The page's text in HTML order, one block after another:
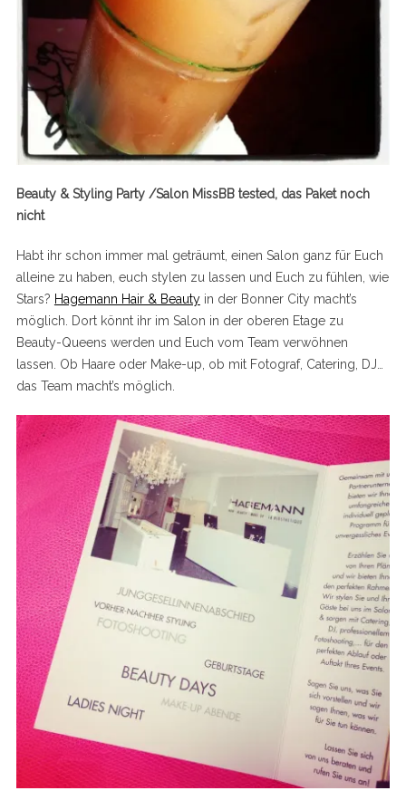
Beauty & Styling Party /Salon MissBB tested, das Paket noch
nicht
Habt ihr schon immer mal geträumt, einen Salon ganz für Euch
alleine zu haben, euch stylen zu lassen und Euch zu fühlen, wie
Stars? Hagemann Hair & Beautyin der Bonner City macht’s
möglich. Dort könnt ihr im Salon in der oberen Etage zu
Beauty-Queens werden und Euch vom Team verwöhnen
lassen. Ob Haare oder Make-up, ob mit Fotograf, Catering, DJ…
das Team macht’s möglich.